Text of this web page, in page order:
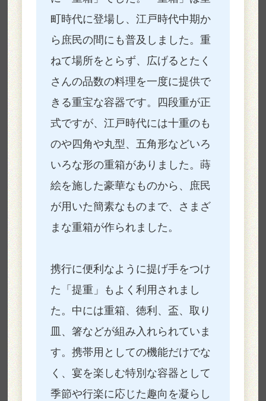
町時代に登場し、江戸時代中期か
ら庶民の間にも普及しました。重
ねて場所をとらず、広げるとたく
さんの品数の料理を一度に提供で
きる重宝な容器です。四段重が正
式ですが、江戸時代には十重のも
のや四角や丸型、五角形などいろ
いろな形の重箱がありました。蒔
絵を施した豪華なものから、庶民
が用いた簡素なものまで、さまざ
まな重箱が作られました。
携行に便利なように提げ手をつけ
た「提重」もよく利用されまし
た。中には重箱、徳利、盃、取り
皿、箸などが組み入れられていま
す。携帯用としての機能だけでな
く、宴を楽しむ特別な容器として
季節や行楽に応じた趣向を凝らし